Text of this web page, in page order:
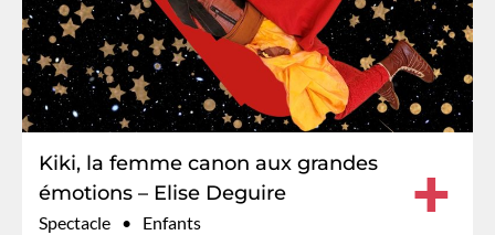
Kiki, la femme canon aux grandes
émotions – Elise Deguire
Spectacle Enfants +